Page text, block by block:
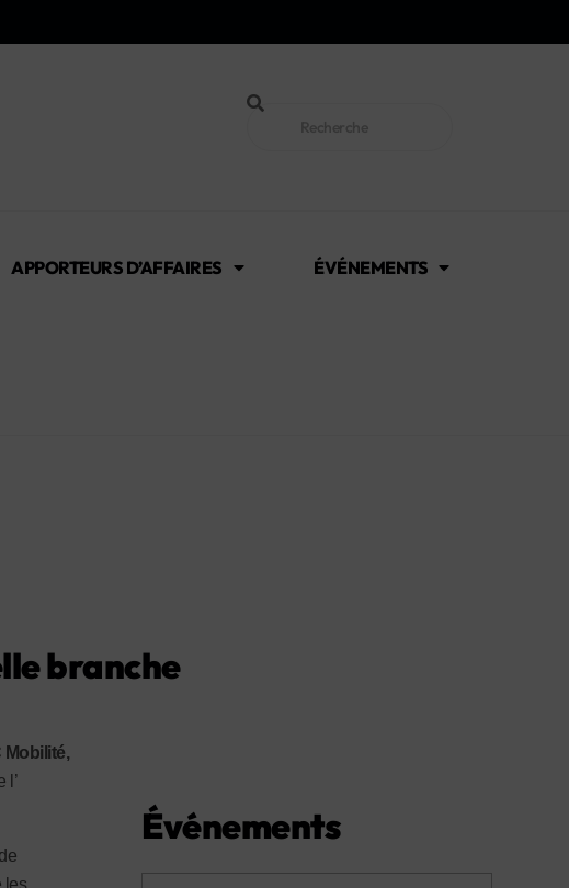
APPORTEURS D’AFFAIRES ÉVÉNEMENTS
branche
Mobilité,
l’
les
Événements